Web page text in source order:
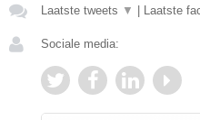
Laatste tweets ▼ Laatste
Sociale media: